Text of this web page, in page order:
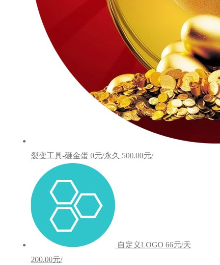
裂变工具-砸金蛋 0元/永久 500.00元/
自定义LOGO 66元/天
200.00元/